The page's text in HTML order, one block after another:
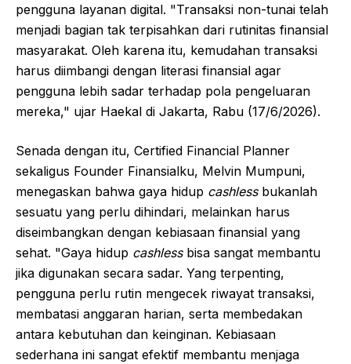
pengguna layanan digital. "Transaksi non-tunai telah
menjadi bagian tak terpisahkan dari rutinitas finansial
masyarakat. Oleh karena itu, kemudahan transaksi
harus diimbangi dengan literasi finansial agar
pengguna lebih sadar terhadap pola pengeluaran
mereka," ujar Haekal di Jakarta, Rabu (17/6/2026).
Senada dengan itu, Certified Financial Planner
sekaligus Founder Finansialku, Melvin Mumpuni,
menegaskan bahwa gaya hidup cashlessbukanlah
sesuatu yang perlu dihindari, melainkan harus
diseimbangkan dengan kebiasaan finansial yang
sehat. "Gaya hidup cashlessbisa sangat membantu
jika digunakan secara sadar. Yang terpenting,
pengguna perlu rutin mengecek riwayat transaksi,
membatasi anggaran harian, serta membedakan
antara kebutuhan dan keinginan. Kebiasaan
sederhana ini sangat efektif membantu menjaga